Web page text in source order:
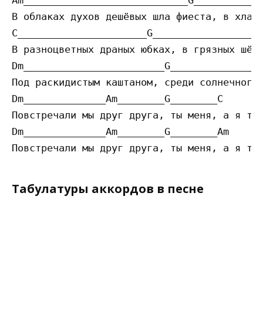
В облаках духов дешёвых шла фиеста, в хлам
В разноцветных драных юбках, в грязных
Dm________________________G______________C
Под раскидистым каштаном, среди солнечного
Dm______________Am________G________C
Повстречали мы друг друга, ты меня, а я
Dm______________Am________G________Am
Табулатуры аккордов в песне